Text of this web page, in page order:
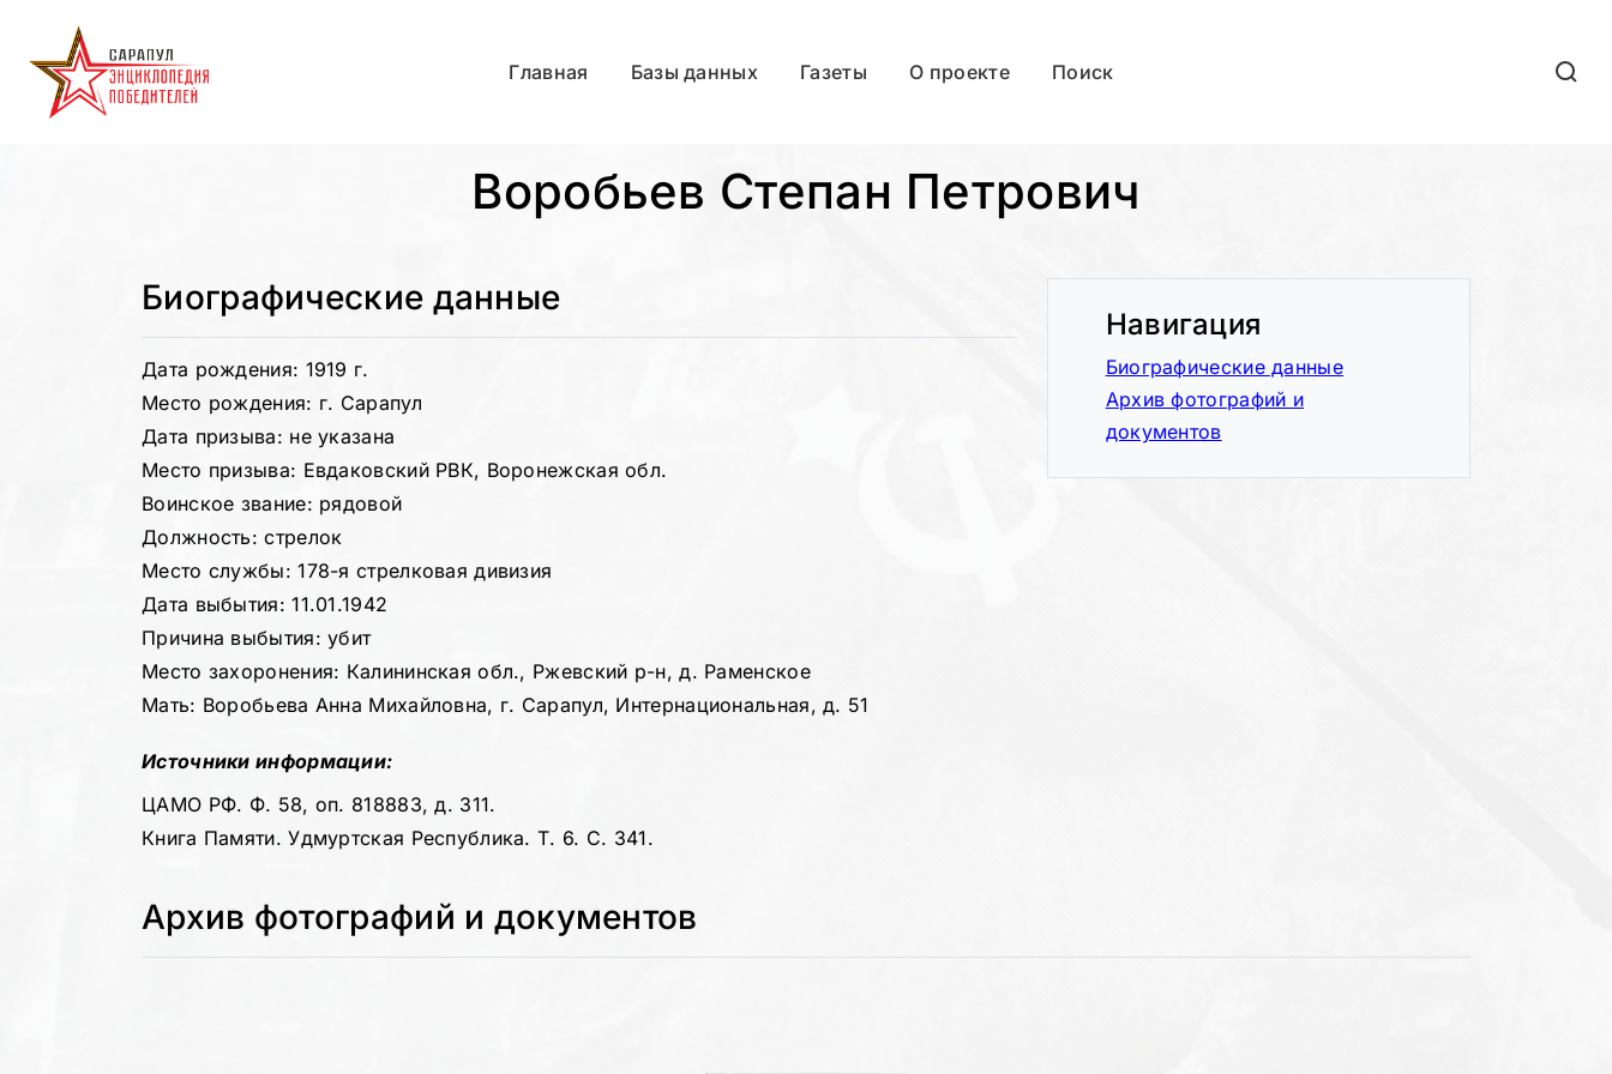
Главная Базы данных Газеты О проекте Поиск
Воробьев Степан Петрович
Биографические данные
Дата рождения: 1919 г.
Место рождения: г. Сарапул
Дата призыва: не указана
Место призыва: Евдаковский РВК, Воронежская обл.
Воинское звание: рядовой
Должность: стрелок
Место службы: 178-я стрелковая дивизия
Дата выбытия: 11.01.1942
Причина выбытия: убит
Место захоронения: Калининская обл., Ржевский р-н, д. Раменское
Мать: Воробьева Анна Михайловна, г. Сарапул, Интернациональная, д. 51
Источники информации:
ЦАМО РФ. Ф. 58, оп. 818883, д. 311.
Книга Памяти. Удмуртская Республика. Т. 6. С. 341.
Навигация
Биографические данные
Архив фотографий и
документов
Архив фотографий и документов